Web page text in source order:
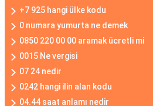
+7 925 hangi ülke kodu
0 numara yumurta ne demek
0850 220 00 00 aramak ücretli mi
0015 Ne vergisi
07 24 nedir
0242 hangi ilin alan kodu
04.44 saat anlamı nedir